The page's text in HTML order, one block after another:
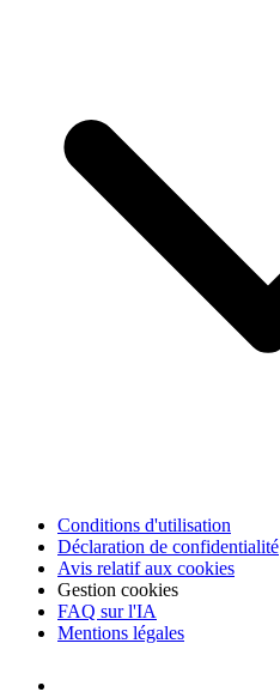
Conditions d'utilisation
Déclaration de confidentialité
Avis relatif aux cookies
Gestion cookies
FAQ sur l'IA
Mentions légales